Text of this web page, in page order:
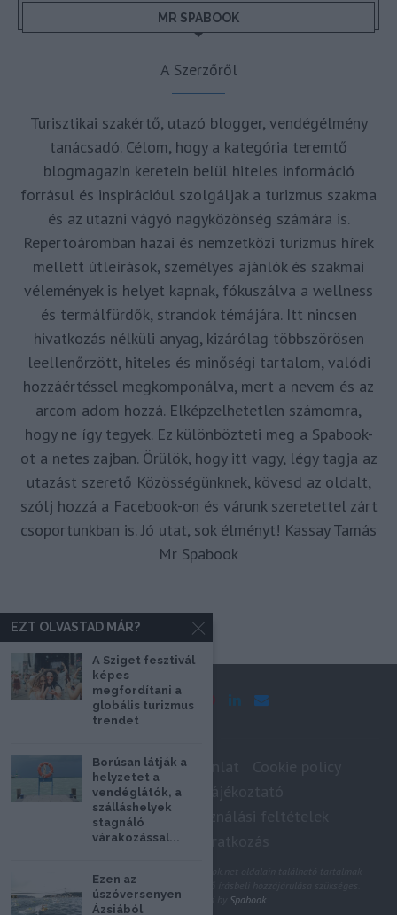
MR SPABOOK
A Szerzőről
Turisztikai szakértő, utazó blogger, vendégélmény
tanácsadó. Célom, hogy a kategória teremtő
blogmagazin keretein belül hiteles információ
forrásul és inspirációul szolgáljak a turizmus szakma
és az utazni vágyó nagyközönség számára is.
Repertoáromban hazai és nemzetközi turizmus hírek
mellett útleírások, személyes ajánlók és szakmai
vélemények is helyet kapnak, fókuszálva a wellness
és termálfürdők, strandok témájára. Itt nincsen
hivatkozás nélküli anyag, kizárólag többszörösen
leellenőrzött, hiteles és minőségi tartalom, valódi
hozzáértéssel megkomponálva, mert a nevem és az
arcom adom hozzá. Elképzelhetetlen számomra,
hogy ne így tegyek. Ez különbözteti meg a Spabook-
ot a netes zajban. Örülök, hogy itt vagy, légy tagja az
utazást szerető Közösségünknek, kövesd az oldalt,
szólj hozzá a Facebook-on és várunk szeretettel zárt
csoportunkban is. Jó utat, sok élményt! Kassay Tamás
Mr Spabook
Impresszum Médiaajánlat
Adatkezelési tájékoztató
Szerzői jogok, felhasználási feltételek
Hírlevél feliratkozás
felhasználásához, újraközléséhez a szerző írásbeli hozzájárulása szükséges.
All Rights Reserved by Spabook
EZT OLVASTAD MÁR?
A Sziget fesztivál
képes
megfordítani a
globális turizmus
trendet
Borúsan látják a
helyzetet a
vendéglátók, a
szálláshelyek
stagnáló
várakozással...
Ezen az
úszóversenyen
Ázsiából